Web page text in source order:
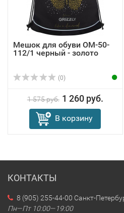
Мешок для обуви OM-50-
112/1 черный - золото
(0)
1 575 руб. 1 260 руб.
В корзину
КОНТАКТЫ
8 (905) 255-44-00 Санкт-
Пн—Пт 10:00—19:00